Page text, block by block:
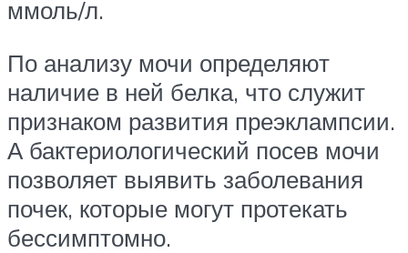
ммоль/л.
По анализу мочи определяют
наличие в ней белка, что служит
признаком развития преэклампсии.
А бактериологический посев мочи
позволяет выявить заболевания
почек, которые могут протекать
бессимптомно.